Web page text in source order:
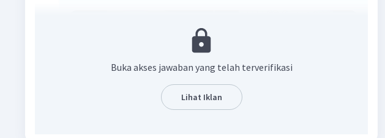
Buka akses jawaban yang telah terverifikasi
Lihat Iklan